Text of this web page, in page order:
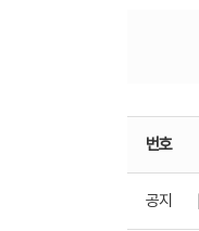
번호
공지